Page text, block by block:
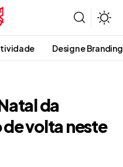
Design e Branding
da
volta neste